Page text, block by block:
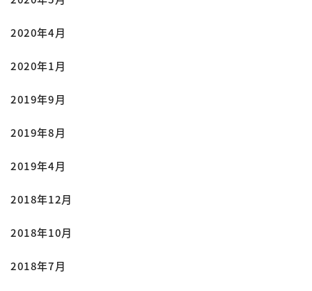
2020年4月
2020年1月
2019年9月
2019年8月
2019年4月
2018年12月
2018年10月
2018年7月